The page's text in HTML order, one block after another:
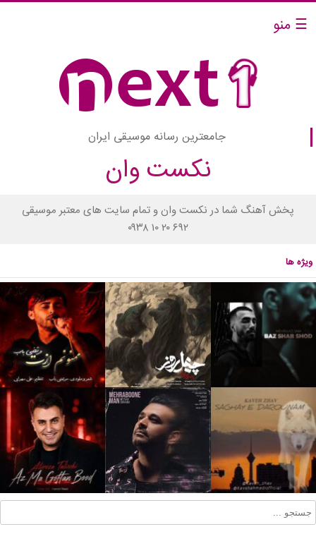
☰ منو
جامعترین رسانه موسیقی ایران
نکست وان
پخش آهنگ شما در نکست وان و تمام سایت های معتبر موسیقی
۰۹۳۸ ۱۰ ۲۰ ۶۹۲
ویژه ها